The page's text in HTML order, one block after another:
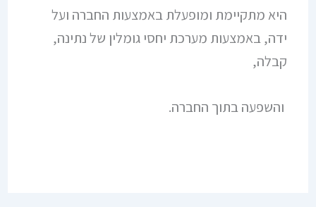
היא מתקיימת ומופעלת באמצעות החברה ועל
ידה, באמצעות מערכת יחסי גומלין של נתינה,
קבלה,
והשפעה בתוך החברה.